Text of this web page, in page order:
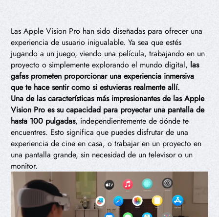
Las Apple Vision Pro han sido diseñadas para ofrecer una
experiencia de usuario inigualable. Ya sea que estés
jugando a un juego, viendo una película, trabajando en un
proyecto o simplemente explorando el mundo digital, las
gafas prometen proporcionar una experiencia inmersiva
que te hace sentir como si estuvieras realmente allí.
Una de las características más impresionantes de las Apple
Vision Pro es su capacidad para proyectar una pantalla de
hasta 100 pulgadas, independientemente de dónde te
encuentres. Esto significa que puedes disfrutar de una
experiencia de cine en casa, o trabajar en un proyecto en
una pantalla grande, sin necesidad de un televisor o un
monitor.